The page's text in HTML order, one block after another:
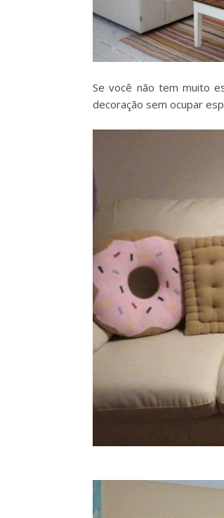
Se você não tem muito
decoração sem ocupar